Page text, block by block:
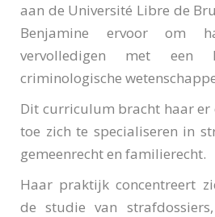
aan de Université Libre de
Benjamine ervoor om
vervolledigen met een
criminologische
Dit curriculum bracht haar
toe zich te specialiseren in
gemeenrecht en familierecht.
Haar praktijk concentreert
de studie van